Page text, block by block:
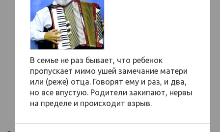
В семье не раз бывает, что ребенок
пропускает мимо ушей замечание матери
или (реже) отца. Говорят ему и раз, и два,
но все впустую. Родители закипают, нервы
на пределе и происходит взрыв.